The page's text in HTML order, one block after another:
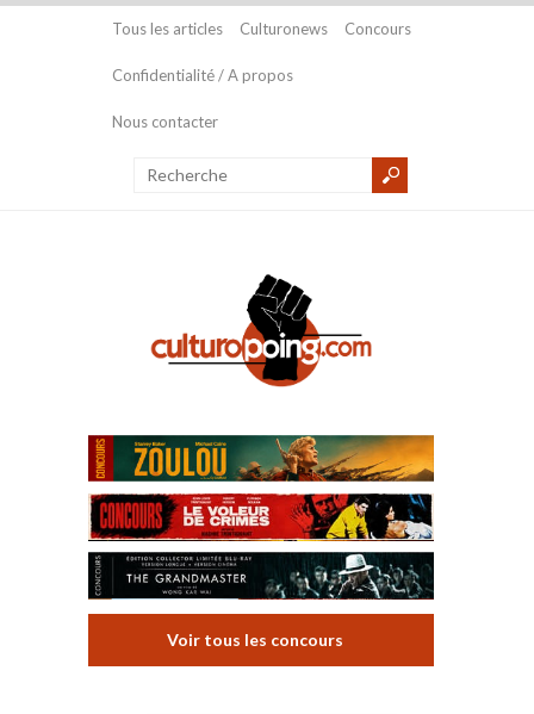
Tous les articles Culturonews Concours
Confidentialité / A propos
Nous contacter
Voir tous les concours